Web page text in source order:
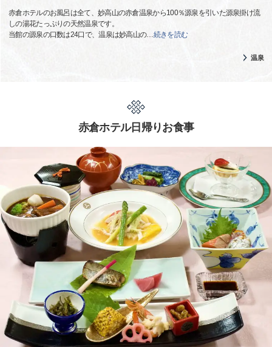
赤倉ホテルのお風呂は全て、妙高山の赤倉温泉から100％源泉を引いた源泉掛け流
しの湯花たっぷりの天然温泉です。
当館の源泉の口数は24口で、温泉は妙高山の…続きを読む
温泉
赤倉ホテル日帰りお食事